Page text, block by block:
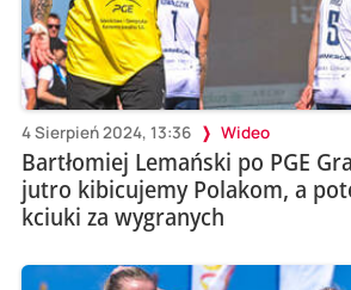
4 Sierpień 2024, 13:36 Wideo
Bartłomiej Lemański po PGE
jutro kibicujemy Polakom, a
kciuki za wygranych